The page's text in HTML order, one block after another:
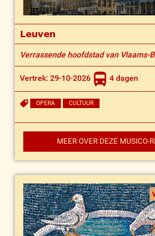
Leuven
Verrassende hoofdstad van Vlaams-
Vertrek: 29-10-2026 4 dagen
OPERA CULTUUR
MEER OVER DEZE MUSICO-